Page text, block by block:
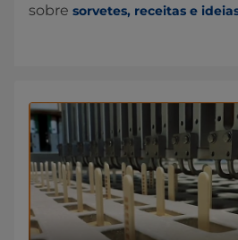
sobre sorvetes, receitas e